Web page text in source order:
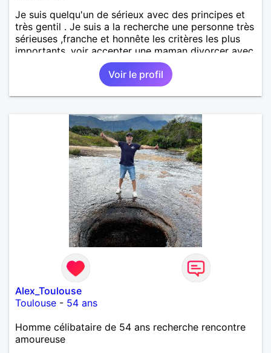
Je suis quelqu'un de sérieux avec des principes et
très gentil . Je suis a la recherche une personne très
sérieuses ,franche et honnête les critères les plus
importants, voir accepter une maman divorcer avec
son enfant il n y a aucun problème. S' abstenir au
personne non sérieuse merci. Recherche dans un
premier temps dialogue et apprendre à connaître la
personne puis dans un deuxième temps relation plus
professionnelle et agent de sécurité privée et
agents SIAP1. ET télésurveillance et vidéo
protection dans les casino supermarché. en CDI
Mes passions. Sont la robotique ,vtt ,Echeque
,astronomie . Service militaire belfort 35 régiment d
infanterie et engager sur 5 ans.de (1998 a 2003.)
Divers je fait en moyenne 6 km de marche par jour
a pieds. A la fin de mon travail a mon domicile. J 'ai
un rêve cet de construire une vie a deux en
harmonie. Si je pourrais lui décrocher la lune je le
ferais. A chaque fois que je vois un beau ciel étoilé
je rêve d' être avec quelqu'un.
Voir le profil
Alex_Toulouse
Toulouse - 54 ans
Homme célibataire de 54 ans recherche rencontre
amoureuse